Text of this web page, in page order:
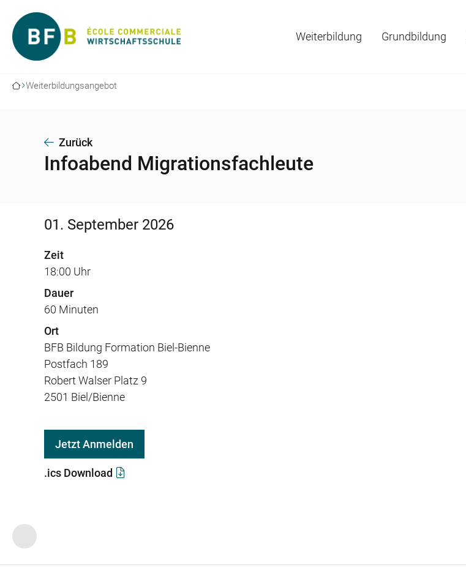
Weiterbildung Grundbildung
Weiterbildungsangebot
Zurück
Infoabend Migrationsfachleute
01. September 2026
Zeit
18:00 Uhr
Dauer
60 Minuten
Ort
BFB Bildung Formation Biel-Bienne
Postfach 189
Robert Walser Platz 9
2501 Biel/Bienne
Jetzt Anmelden
.ics Download